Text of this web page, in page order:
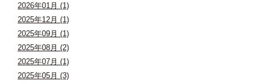
2026年01月 (1)
2025年12月 (1)
2025年09月 (1)
2025年08月 (2)
2025年07月 (1)
2025年05月 (3)